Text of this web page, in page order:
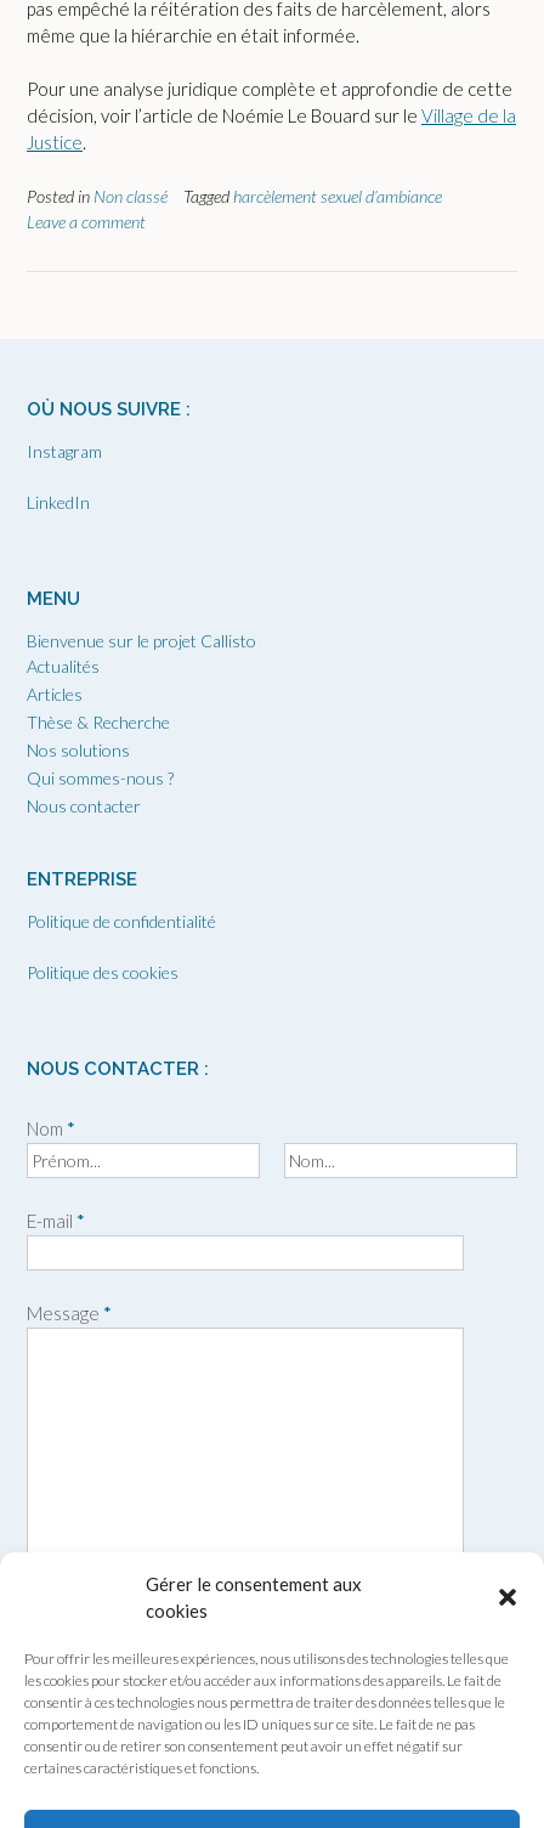
Gérer le consentement aux
cookies
Pour offrir les meilleures expériences, nous utilisons des technologies telles que
les cookies pour stocker et/ou accéder aux informations des appareils. Le fait de
consentir à ces technologies nous permettra de traiter des données telles que le
comportement de navigation ou les ID uniques sur ce site. Le fait de ne pas
consentir ou de retirer son consentement peut avoir un effet négatif sur
certaines caractéristiques et fonctions.
pas empêché la réitération des faits de harcèlement, alors
même que la hiérarchie en était informée.
Pour une analyse juridique complète et approfondie de cette
décision, voir l’article de Noémie Le Bouard sur le Village de la
Justice.
Posted in Non classé Tagged harcèlement sexuel d’ambiance
Leave a comment
OÙ NOUS SUIVRE :
Instagram
LinkedIn
MENU
Bienvenue sur le projet Callisto
Actualités
Articles
Thèse & Recherche
Nos solutions
Qui sommes-nous ?
Nous contacter
ENTREPRISE
Politique de confidentialité
Politique des cookies
NOUS CONTACTER :
Nom *
é
E-mail *
Message *